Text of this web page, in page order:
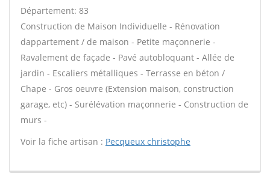
Département: 83
Construction de Maison Individuelle - Rénovation
dappartement / de maison - Petite maçonnerie -
Ravalement de façade - Pavé autobloquant - Allée de
jardin - Escaliers métalliques - Terrasse en béton /
Chape - Gros oeuvre (Extension maison, construction
garage, etc) - Surélévation maçonnerie - Construction de
murs -
Voir la fiche artisan : Pecqueux christophe